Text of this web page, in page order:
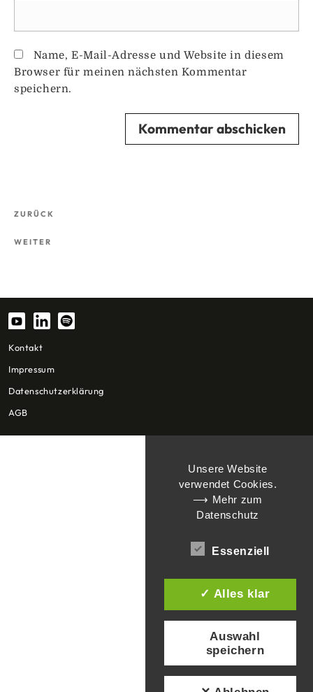
Name, E-Mail-Adresse und Website in diesem
Browser für meinen nächsten Kommentar
speichern.
Beitragsnavigation
Vorheriger
ZURÜCK
Nächster
WEITER
Kontakt
Impressum
Datenschutzerklärung
AGB
Unsere Website
verwendet Cookies.
⟶ Mehr zum
Datenschutz
Essenziell
✓ Alles klar
Auswahl
speichern